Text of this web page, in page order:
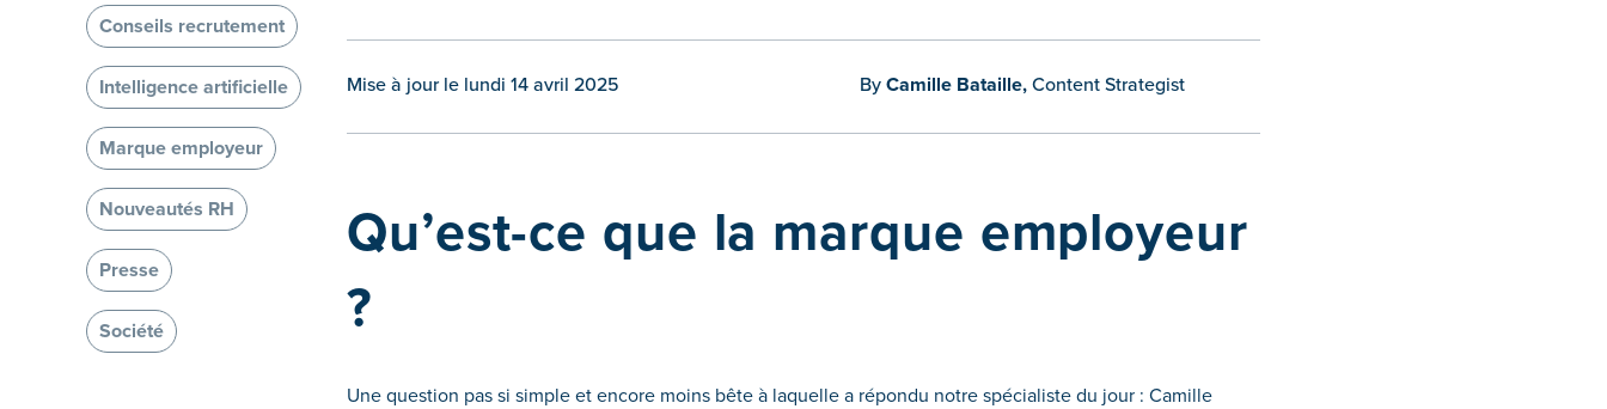
Conseils recrutement
Intelligence artificielle
Marque employeur
Nouveautés RH
Presse
Société
Mise à jour le lundi 14 avril 2025 ByCamille Bataille,Content Strategist
Qu’est-ce que la marque employeur
?
Une question pas si simple et encore moins bête à laquelle a répondu notre spécialiste du jour : Camille